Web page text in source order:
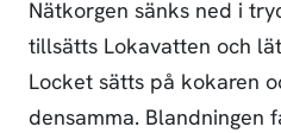
Nätkorgen sänks ned i
tillsätts Lokavatten och
Locket sätts på kokaren
densamma. Blandningen